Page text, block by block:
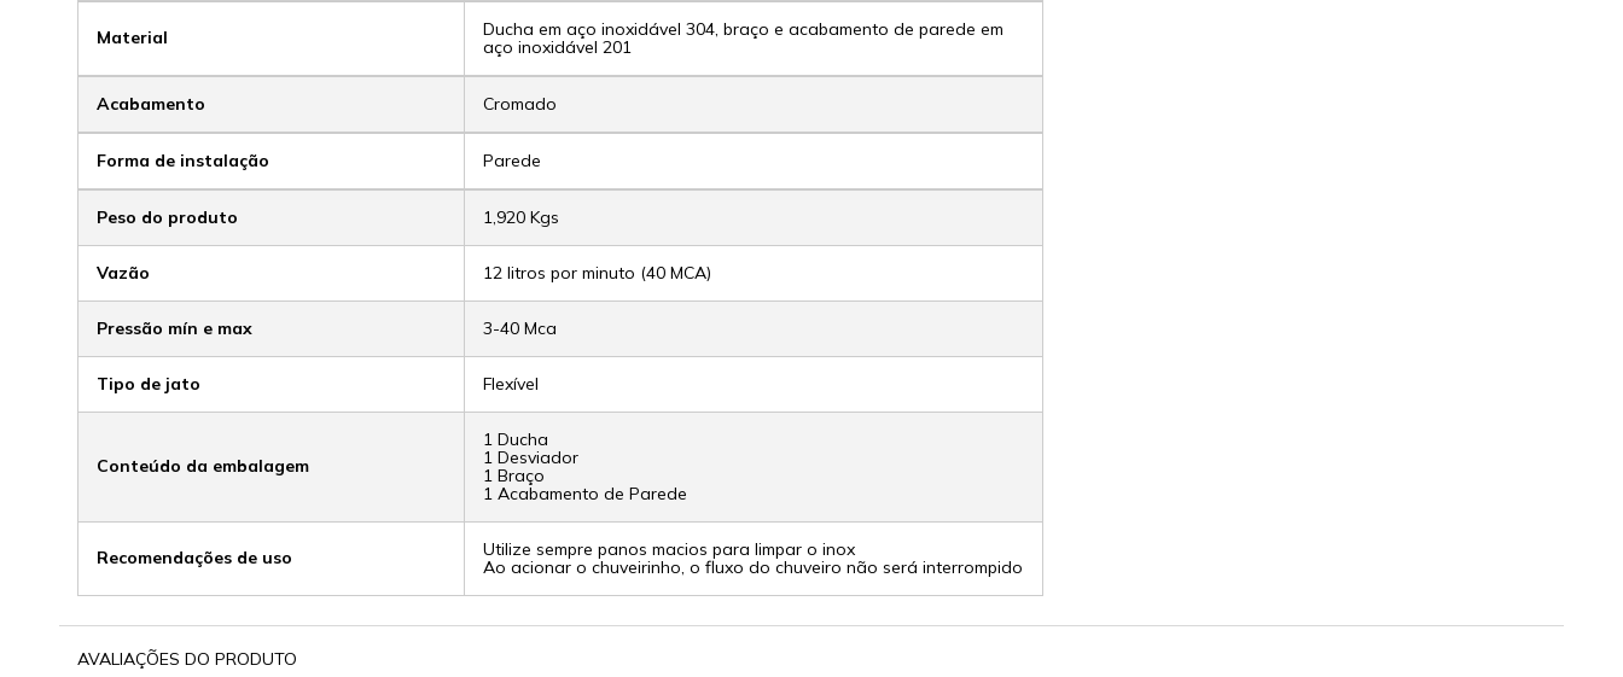
Material
Ducha em aço inoxidável 304, braço e acabamento de parede em
aço inoxidável 201
Acabamento Cromado
Forma de instalação Parede
Peso do produto 1,920 Kgs
Vazão 12 litros por minuto (40 MCA)
Pressão mín e max 3-40 Mca
Tipo de jato Flexível
Conteúdo da embalagem
1 Ducha
1 Desviador
1 Braço
1 Acabamento de Parede
Recomendações de uso
Utilize sempre panos macios para limpar o inox
Ao acionar o chuveirinho, o fluxo do chuveiro não será interrompido
AVALIAÇÕES DO PRODUTO